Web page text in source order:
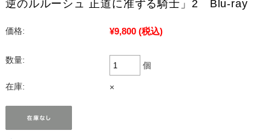
逆のルルーシュ 正道に准ずる騎士」2 Blu-ray
価格: ¥9,800 (税込)
数量:
個
在庫: ×